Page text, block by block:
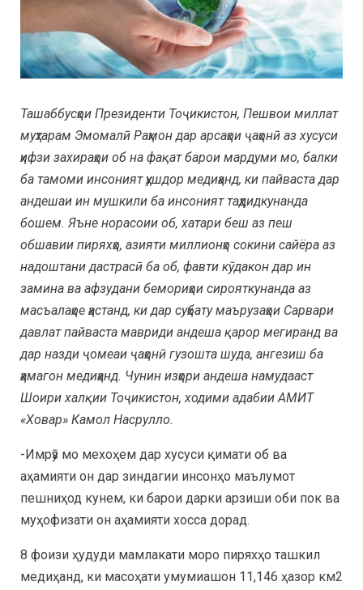
Ташаббусҳои Президенти Тоҷикистон, Пешвои миллат
муҳтарам Эмомалӣ Раҳмон дар арсаҳои ҷаҳонӣ аз хусуси
ҳифзи захираҳои об на фақат барои мардуми мо, балки
ба тамоми инсоният ҳушдор медиҳанд, ки пайваста дар
андешаи ин мушкили ба инсоният таҳдидкунанда
бошем. Яъне норасоии об, хатари беш аз пеш
обшавии пиряхҳо, азияти миллионҳо сокини сайёра аз
надоштани дастрасӣ ба об, фавти кӯдакон дар ин
замина ва афзудани бемориҳои сирояткунанда аз
масъалаҳое ҳастанд, ки дар суҳбату маърузаҳои Сарвари
давлат пайваста мавриди андеша қарор мегиранд ва
дар назди ҷомеаи ҷаҳонӣ гузошта шуда, ангезиш ба
ҳамагон медиҳанд. Чунин изҳори андеша намудааст
Шоири халқии Тоҷикистон, ходими адабии АМИТ
«Ховар» Камол Насрулло.
-Имрӯз мо мехоҳем дар хусуси қимати об ва
аҳамияти он дар зиндагии инсонҳо маълумот
пешниҳод кунем, ки барои дарки арзиши оби пок ва
муҳофизати он аҳамияти хосса дорад.
8 фоизи ҳудуди мамлакати моро пиряхҳо ташкил
медиҳанд, ки масоҳати умумиашон 11,146 ҳазор км2